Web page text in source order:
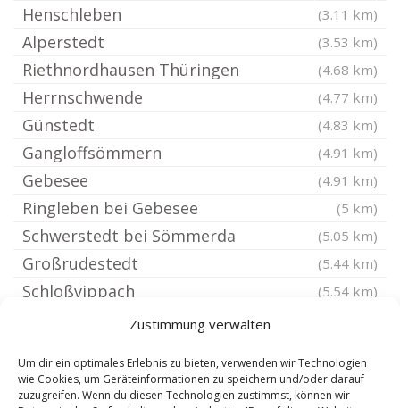
Zustimmung verwalten
Um dir ein optimales Erlebnis zu bieten, verwenden wir Technologien
wie Cookies, um Geräteinformationen zu speichern und/oder darauf
zuzugreifen. Wenn du diesen Technologien zustimmst, können wir
Henschleben (3.11 km)
Alperstedt (3.53 km)
Riethnordhausen Thüringen (4.68 km)
Herrnschwende (4.77 km)
Günstedt (4.83 km)
Gangloffsömmern (4.91 km)
Gebesee (4.91 km)
Ringleben bei Gebesee (5 km)
Schwerstedt bei Sömmerda (5.05 km)
Großrudestedt (5.44 km)
Schloßvippach (5.54 km)
Clingen (6.32 km)
Ballhausen bei Bad Tennstedt (6.5 km)